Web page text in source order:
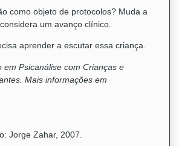
como objeto de protocolos? Muda a
um avanço clínico.
aprender a escutar essa criança.
Psicanálise com Crianças e
Mais informações em
Jorge Zahar, 2007.